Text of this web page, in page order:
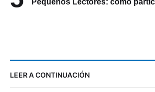
Pequeños Lectores: cómo
LEER A CONTINUACIÓN